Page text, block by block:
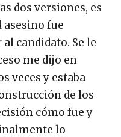
dos versiones, es
asesino fue
candidato. Se le
me dijo en
veces y estaba
de los
cómo fue y
lo